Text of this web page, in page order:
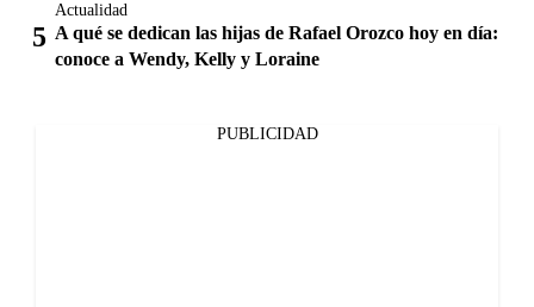
Actualidad
A qué se dedican las hijas de Rafael Orozco hoy en día:
conoce a Wendy, Kelly y Loraine
PUBLICIDAD